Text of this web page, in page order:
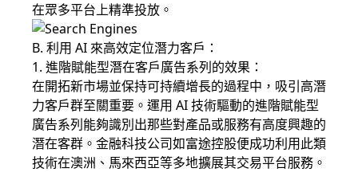
在眾多平台上精準投放。
B. 利用 AI 來高效定位潛力客戶：
1. 進階賦能型潛在客戶廣告系列的效果：
在開拓新市場並保持可持續增長的過程中，吸引高潛
力客戶群至關重要。運用 AI 技術驅動的進階賦能型
廣告系列能夠識別出那些對產品或服務有高度興趣的
潛在客群。金融科技公司如富途控股便成功利用此類
技術在澳洲、馬來西亞等多地擴展其交易平台服務。